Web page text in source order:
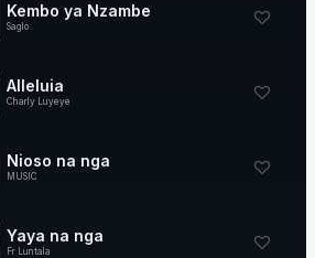
Kembo ya Nzambe
Saglo
Alleluia
Charly Luyeye
Nioso na nga
MUSIC
Yaya na nga
Fr Luntala